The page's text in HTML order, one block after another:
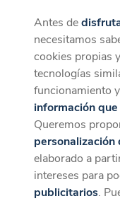
La mejor
para
Antes de
necesitamos
cookies propias
tecnologías
funcionamiento
información
Queremos
personalización
elaborado a
intereses para
publicitarios.